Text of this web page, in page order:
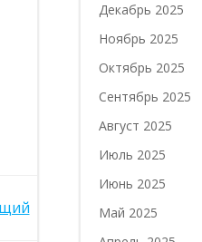
Декабрь 2025
Ноябрь 2025
Октябрь 2025
Сентябрь 2025
Август 2025
Июль 2025
Июнь 2025
Май 2025